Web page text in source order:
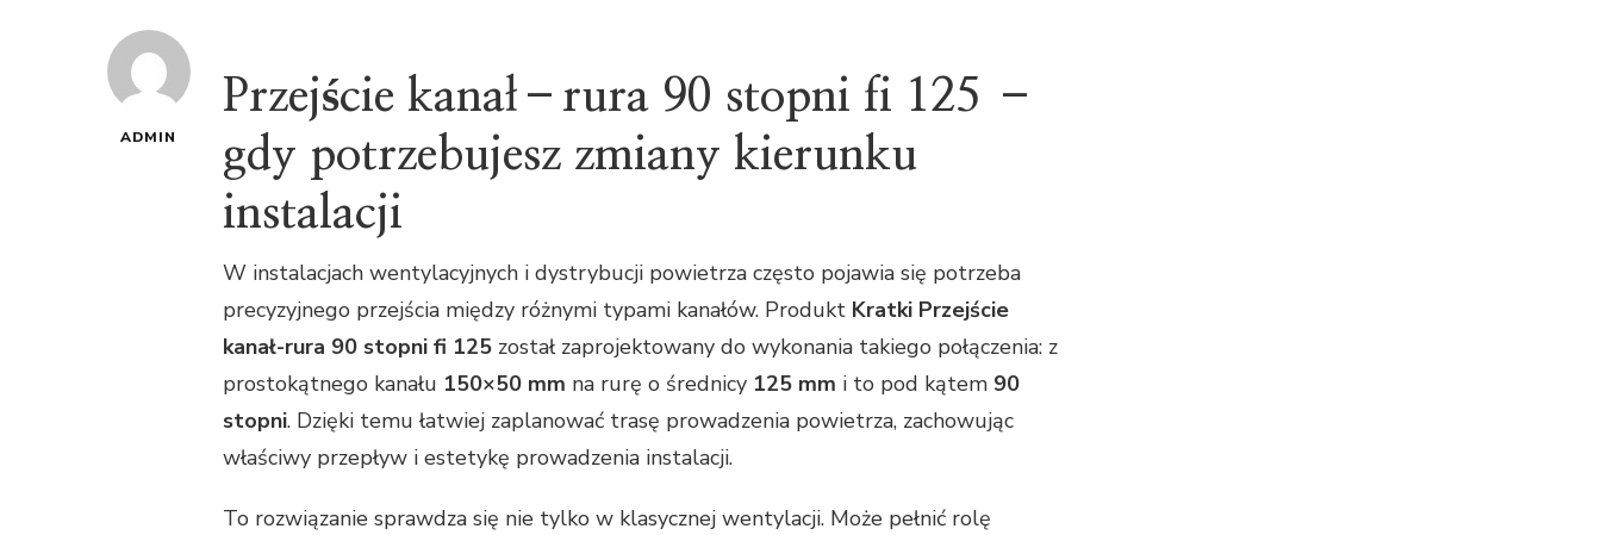
ADMIN
Przejście kanał–rura 90 stopni fi 125 –
gdy potrzebujesz zmiany kierunku
instalacji
W instalacjach wentylacyjnych i dystrybucji powietrza często pojawia się potrzeba
precyzyjnego przejścia między różnymi typami kanałów. Produkt Kratki Przejście
kanał-rura 90 stopni fi 125 został zaprojektowany do wykonania takiego połączenia: z
prostokątnego kanału 150×50 mm na rurę o średnicy 125 mm i to pod kątem 90
stopni. Dzięki temu łatwiej zaplanować trasę prowadzenia powietrza, zachowując
właściwy przepływ i estetykę prowadzenia instalacji.
To rozwiązanie sprawdza się nie tylko w klasycznej wentylacji. Może pełnić rolę